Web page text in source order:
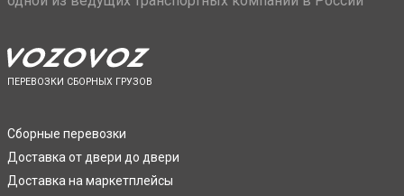
ПЕРЕВОЗКИ СБОРНЫХ ГРУЗОВ
Сборные перевозки
Доставка от двери до двери
Доставка на маркетплейсы